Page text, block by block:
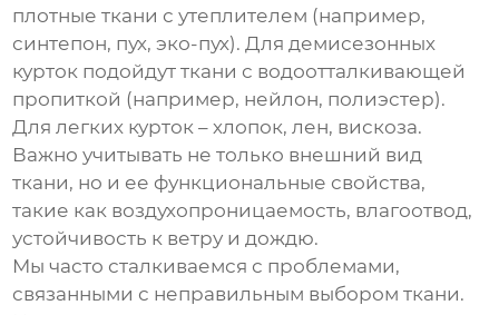
плотные ткани с утеплителем (например,
синтепон, пух, эко-пух). Для демисезонных
курток подойдут ткани с водоотталкивающей
пропиткой (например, нейлон, полиэстер).
Для легких курток – хлопок, лен, вискоза.
Важно учитывать не только внешний вид
ткани, но и ее функциональные свойства,
такие как воздухопроницаемость, влагоотвод,
устойчивость к ветру и дождю.
Мы часто сталкиваемся с проблемами,
связанными с неправильным выбором ткани.